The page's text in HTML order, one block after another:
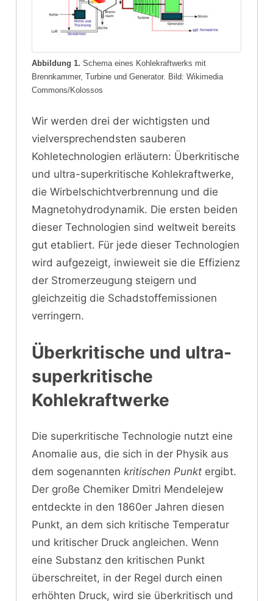
Abbildung 1. Schema eines Kohlekraftwerks mit
Brennkammer, Turbine und Generator. Bild: Wikimedia
Commons/Kolossos
Wir werden drei der wichtigsten und
vielversprechendsten sauberen
Kohletechnologien erläutern: Überkritische
und ultra-superkritische Kohlekraftwerke,
die Wirbelschichtverbrennung und die
Magnetohydrodynamik. Die ersten beiden
dieser Technologien sind weltweit bereits
gut etabliert. Für jede dieser Technologien
wird aufgezeigt, inwieweit sie die Effizienz
der Stromerzeugung steigern und
gleichzeitig die Schadstoffemissionen
verringern.
Überkritische und ultra-
superkritische
Kohlekraftwerke
Die superkritische Technologie nutzt eine
Anomalie aus, die sich in der Physik aus
dem sogenannten kritischen Punkt ergibt.
Der große Chemiker Dmitri Mendelejew
entdeckte in den 1860er Jahren diesen
Punkt, an dem sich kritische Temperatur
und kritischer Druck angleichen. Wenn
eine Substanz den kritischen Punkt
überschreitet, in der Regel durch einen
erhöhten Druck, wird sie überkritisch und